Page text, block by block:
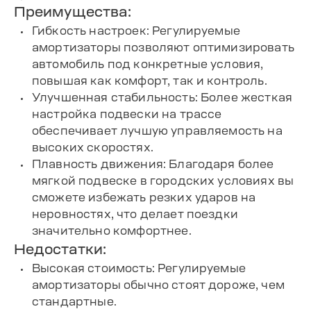
Преимущества:
Гибкость настроек: Регулируемые
амортизаторы позволяют оптимизировать
автомобиль под конкретные условия,
повышая как комфорт, так и контроль.
Улучшенная стабильность: Более жесткая
настройка подвески на трассе
обеспечивает лучшую управляемость на
высоких скоростях.
Плавность движения: Благодаря более
мягкой подвеске в городских условиях вы
сможете избежать резких ударов на
неровностях, что делает поездки
значительно комфортнее.
Недостатки:
Высокая стоимость: Регулируемые
амортизаторы обычно стоят дороже, чем
стандартные.